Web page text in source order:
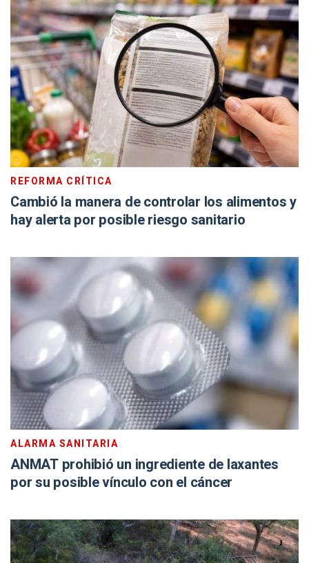
REFORMA CRÍTICA
Cambió la manera de controlar los alimentos y
hay alerta por posible riesgo sanitario
ALARMA SANITARIA
ANMAT prohibió un ingrediente de laxantes
por su posible vínculo con el cáncer